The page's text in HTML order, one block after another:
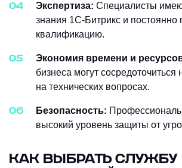
Экспертиза: Специалисты
знания 1С-Битрикс и
квалификацию.
Экономия времени и
бизнеса могут сосредоточиться
на технических вопросах.
Безопасность:
высокий уровень защиты от
КАК ВЫБРАТЬ СЛУЖБУ